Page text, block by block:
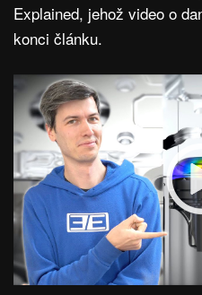
Explained, jehož video o
konci článku.